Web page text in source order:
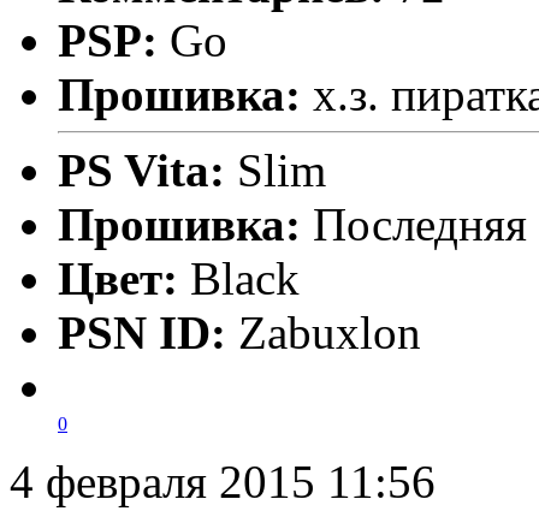
PSP: Go
Прошивка: х.з.
PS Vita: Slim
Прошивка: Последняя
Цвет: Black
PSN ID: Zabuxlon
0
4 февраля 2015 11:56